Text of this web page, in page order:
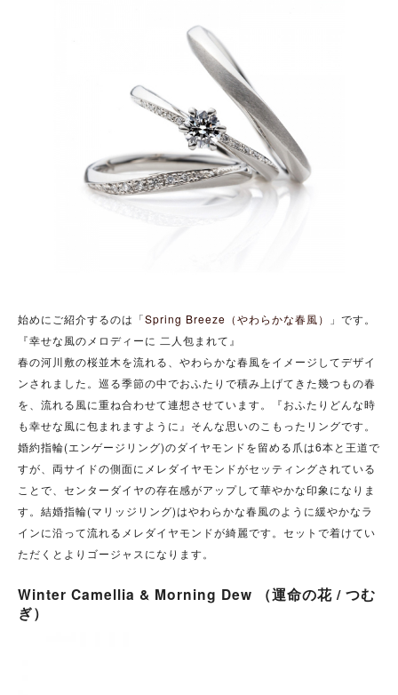
始めにご紹介するのは「Spring Breeze（やわらかな春風）
」です。
『幸せな風のメロディーに 二人包まれて』
春の河川敷の桜並木を流れる、やわらかな春風をイメージしてデザイ
ンされました。巡る季節の中でおふたりで積み上げてきた幾つもの春
を、流れる風に重ね合わせて連想させています。『おふたりどんな時
も幸せな風に包まれますように』そんな思いのこもったリングです。
婚約指輪(エンゲージリング)のダイヤモンドを留める爪は6本と王道で
すが、両サイドの側面にメレダイヤモンドがセッティングされている
ことで、センターダイヤの存在感がアップして華やかな印象になりま
す。結婚指輪(マリッジリング)はやわらかな春風のように緩やかなラ
インに沿って流れるメレダイヤモンドが綺麗です。セットで着けてい
ただくとよりゴージャスになります。
Winter Camellia & Morning Dew （運命の花 / つむ
ぎ）